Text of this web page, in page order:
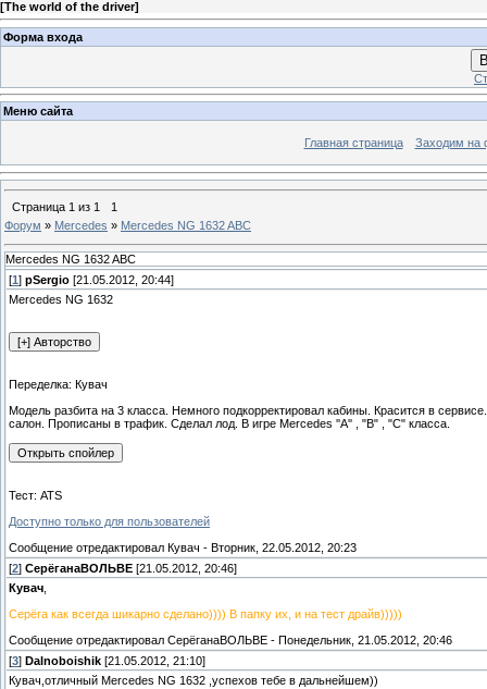
[The world of the driver]
Форма входа
Меню сайта
Главная страница Заходим на
Страница 1 из 1
1
Форум » Mercedes » Mercedes NG 1632 ABC
Mercedes NG 1632 ABC
[1 ] pSergio [21.05.2012, 20:44]
Mercedes NG 1632
Переделка: Кувач
Модель разбита на 3 класса. Немного подкорректировал кабины. Красится в
салон. Прописаны в трафик. Сделал лод. В игре Mercedes ''А'' , "В" , "С" класса.
Тест: ATS
Доступно только для пользователей
Сообщение отредактировал Кувач - Вторник, 22.05.2012, 20:23
[2] СерёганаВОЛЬВЕ [21.05.2012, 20:46]
Кувач
Серёга как всегда шикарно сделано)))) В папку их, и на тест драйв)))))
Сообщение отредактировал СерёганаВОЛЬВЕ - Понедельник, 21.05.2012, 20:46
[3] Dalnoboishik [21.05.2012, 21:10]
Кувач,отличный Mercedes NG 1632 ,успехов тебе в дальнейшем))